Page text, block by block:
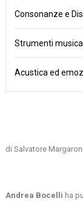
Consonanze e
Strumenti
Acustica ed
di Salvatore
Andrea Bocelli ha